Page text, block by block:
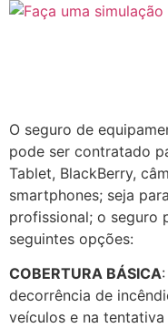
O seguro de
pode ser contratado
Tablet, BlackBerry,
smartphones; seja
profissional; o seguro
seguintes opções:
COBERTURA BÁSICA
decorrência de
veículos e na